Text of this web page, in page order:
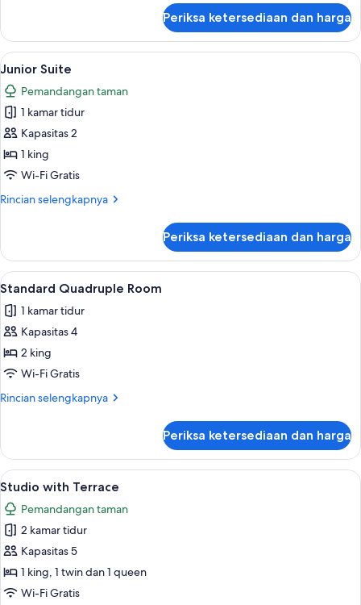
Villa
Sencilla
Periksa ketersediaan dan harga
Lihat
semua
foto
untuk
Junior
Suite
Junior Suite | Pemandangan dari
7
Junior Suite
Pemandangan taman
1 kamar tidur
Kapasitas 2
1 king
Wi-Fi Gratis
Rincian selengkapnya
Rincian
Junior
Suite
Periksa ketersediaan dan harga
Lihat
semua
foto
untuk
Standard
Quadruple
Room
Standard Quadruple Room | Teras/
4
Standard Quadruple Room
1 kamar tidur
Kapasitas 4
2 king
Wi-Fi Gratis
Rincian selengkapnya
Rincian
Standard
Quadruple
Room
Periksa ketersediaan dan harga
Lihat
semua
foto
untuk
Studio
with
Terrace
Studio with Terrace | Pemandangan
7
Studio with Terrace
Pemandangan taman
2 kamar tidur
Kapasitas 5
1 king, 1 twin dan 1 queen
Wi-Fi Gratis